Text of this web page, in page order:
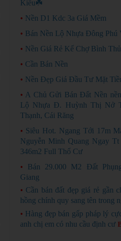
Kiều☘️
• Nền D1 Kdc 3a Giá Mềm
• Bán Nền Lộ Nhựa Đông Phú
• Nền Giá Rẻ Kế Chợ Bình
• Cần Bán Nền
• Nền Đẹp Giá Đầu Tư Mặt
• A Chủ Gửi Bán Đất Nền
Lộ Nhựa Đ. Huỳnh Thị Nở
Thạnh, Cái Răng
• Siêu Hot. Ngang Tới 17m
Nguyễn Minh Quang Ngay
346m2 Full Thổ Cư
• Bán 29.000 M2 Đất
Giang
• Cần bán đất đẹp giá rẻ gần
hồng chính quy sang tên trong
• Hàng đẹp bán gấp pháp lý
anh chị em có nhu cầu định cư